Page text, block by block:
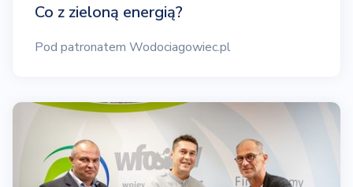
Co z zieloną energią?
Pod patronatem Wodociagowiec.pl